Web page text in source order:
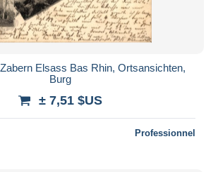
Elsass Bas Rhin, Ortsansichten,
Burg
± 7,51 $US
Professionnel